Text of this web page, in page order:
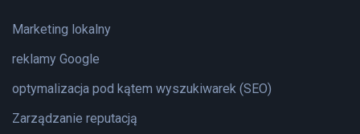
Marketing lokalny
reklamy Google
optymalizacja pod kątem wyszukiwarek (SEO)
Zarządzanie reputacją